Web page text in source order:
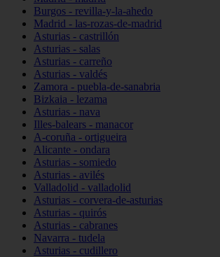
Burgos - revilla-y-la-ahedo
Madrid - las-rozas-de-madrid
Asturias - castrillón
Asturias - salas
Asturias - carreño
Asturias - valdés
Zamora - puebla-de-sanabria
Bizkaia - lezama
Asturias - nava
Illes-balears - manacor
A-coruña - ortigueira
Alicante - ondara
Asturias - somiedo
Asturias - avilés
Valladolid - valladolid
Asturias - corvera-de-asturias
Asturias - quirós
Asturias - cabranes
Navarra - tudela
Asturias - cudillero